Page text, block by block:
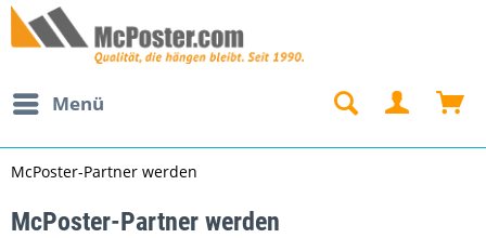
Menü
McPoster-Partner werden
McPoster-Partner werden